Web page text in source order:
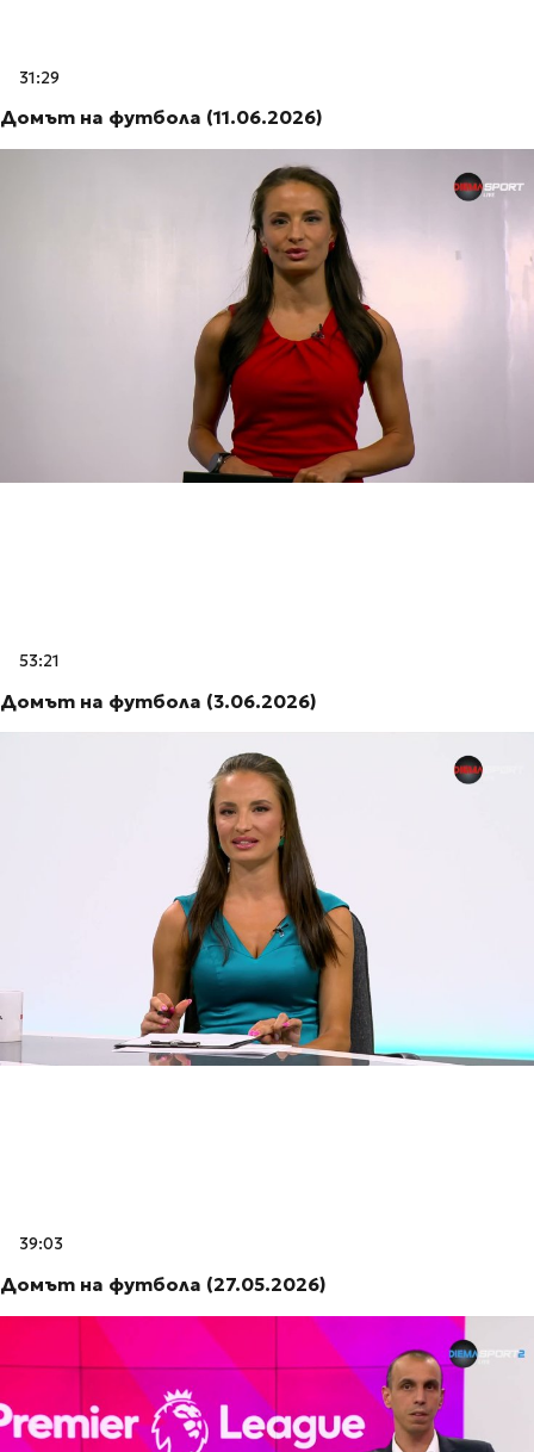
31:29
Домът на футбола (11.06.2026)
53:21
Домът на футбола (3.06.2026)
39:03
Домът на футбола (27.05.2026)